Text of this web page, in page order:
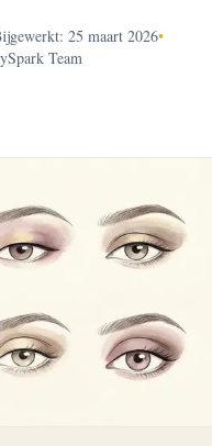
25 maart 2026•
Team